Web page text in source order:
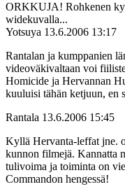
ORKKUJA! Rohkenen
widekuvalla...
Yotsuya 13.6.2006 13:17
Rantalan ja kumppanien
videoväkivaltaan voi
Homicide ja Hervannan
kuuluisi tähän ketjuun, en
Rantala 13.6.2006 15:45
Kyllä Hervanta-leffat jne.
kunnon filmejä. Kannatta
tulivoima ja toiminta on
Commandon hengessä!